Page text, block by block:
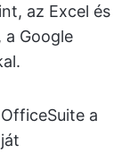
az Excel és
a Google
a